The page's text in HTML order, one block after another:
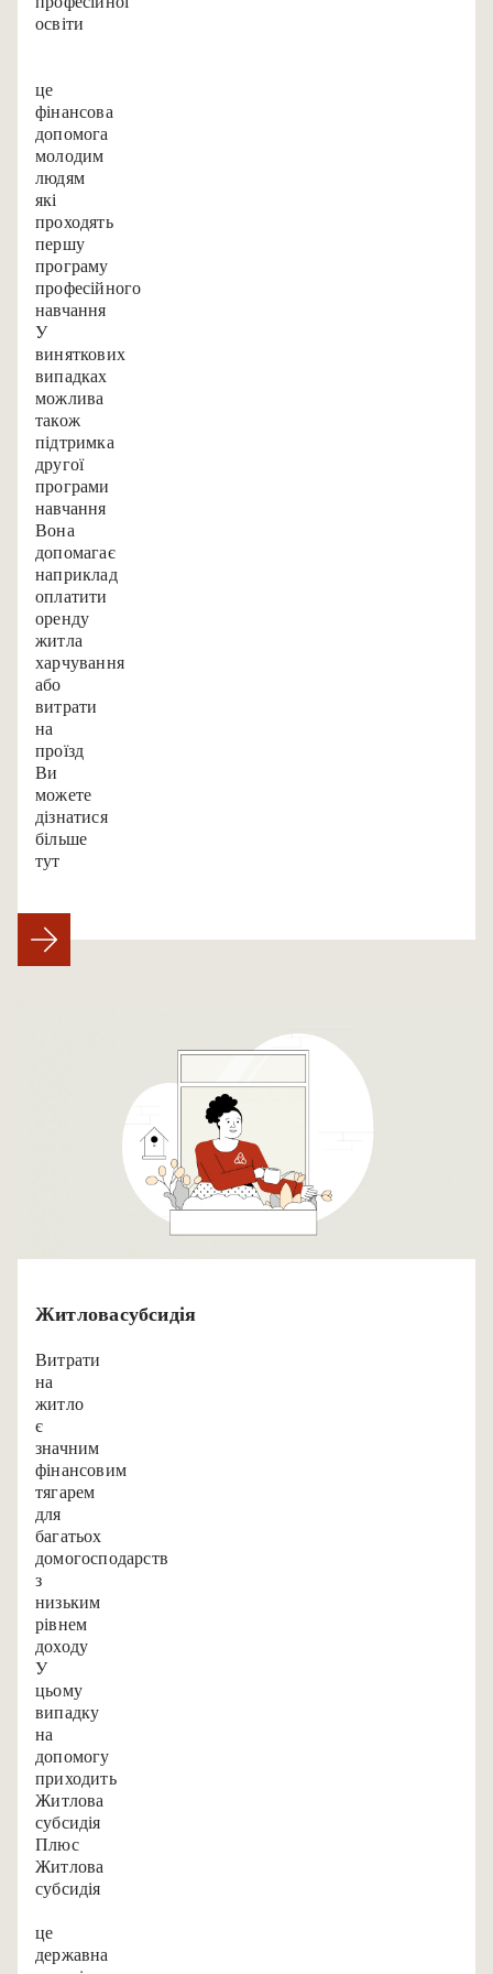
освіти
це
фінансова
допомога
молодим
людям,
які
проходять
першу
програму
професійного
навчання.
У
виняткових
випадках
можлива
також
підтримка
другої
програми
навчання.
Вона
допомагає,
наприклад,
оплатити
оренду
житла,
харчування
або
витрати
на
проїзд.
Ви
можете
дізнатися
більше
тут.
Житлова субсидія
Витрати
на
житло
є
значним
фінансовим
тягарем
для
багатьох
домогосподарств
з
низьким
рівнем
доходу.
У
цьому
випадку
на
допомогу
приходить
«Житлова
субсидія-
Плюс»:
Житлова
субсидія
це
державна